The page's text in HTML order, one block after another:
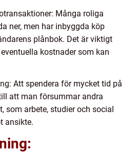
Många roliga
ner, men har inbyggda köp
plånbok. Det är viktigt
kostnader som kan
Att spendera för mycket tid på
att man försummar andra
som arbete, studier och social
ansikte.